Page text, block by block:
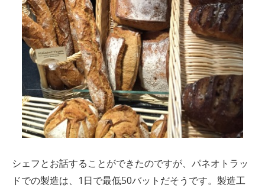
シェフとお話することができたのですが、パネオトラッ
ドでの製造は、
1 日で最低50バットだそうです。製造工